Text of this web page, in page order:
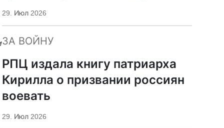
29. Июл 2026
ЗА ВОЙНУ
РПЦ издала книгу патриарха
Кирилла о призвании россиян
воевать
29. Июл 2026